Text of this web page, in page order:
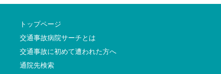
トップページ
交通事故病院サーチとは
交通事故に初めて遭われた方へ
通院先検索